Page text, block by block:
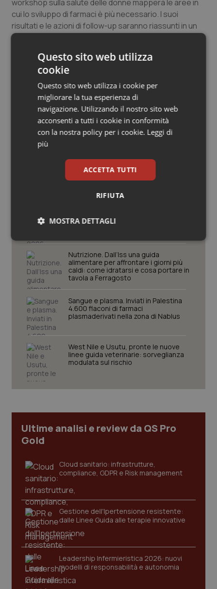
Salute orale & impianti
Sangue & coagulazione
Tiroide
Tumore al seno
Tumore ovarico
Tumori del Polmone & Testa Collo
Tumori gastrointestinali
workshop sulla salute delle donne mapperà le aree in
cui lo sviluppo di farmaci è più necessario. I suoi
risultati e le azioni di follow-up saranno riassunti in un
rapporto pubblicato dopo il workshop.
03 Luglio 2026
© Riproduzione riservata
Potrebbe interessarti in
Scienza e Farmaci
dopo le richieste delle Regioni. Dalla
revisione del prontuario alla
Nutrizione. Dall’Iss una guida
alimentare per affrontare i giorni più
caldi: come idratarsi e cosa portare in
tavola a Ferragosto
Sangue e plasma. Inviati in Palestina
4.600 flaconi di farmaci
plasmaderivati nella zona di Nablus
West Nile e Usutu, pronte le nuove
linee guida veterinarie: sorveglianza
modulata sul rischio
Ultime analisi e review da QS Pro
Gold
Cloud sanitario: infrastrutture,
compliance, GDPR e Risk management
Gestione dell'Ipertensione resistente:
dalle Linee Guida alle terapie innovative
Leadership Infermieristica 2026: nuovi
modelli di responsabilità e autonomia
Questo sito web utilizza
cookie
Questo sito web utilizza i cookie per
migliorare la tua esperienza di
navigazione. Utilizzando il nostro sito web
acconsenti a tutti i cookie in conformità
con la nostra policy per i cookie. Leggi di
più
ACCETTA TUTTI
RIFIUTA
MOSTRA DETTAGLI
Necessari Statistici Marketing
Necessari Statistici Marketing
I cookie necessari contribuiscono a rendere fruibile il
sito web abilitandone funzionalità di base quali la
navigazione sulle pagine e l'accesso alle aree
protette del sito. Il sito web non è in grado di
funzionare correttamente senza questi cookie.
Nome
YouTube
CookieScriptConsent